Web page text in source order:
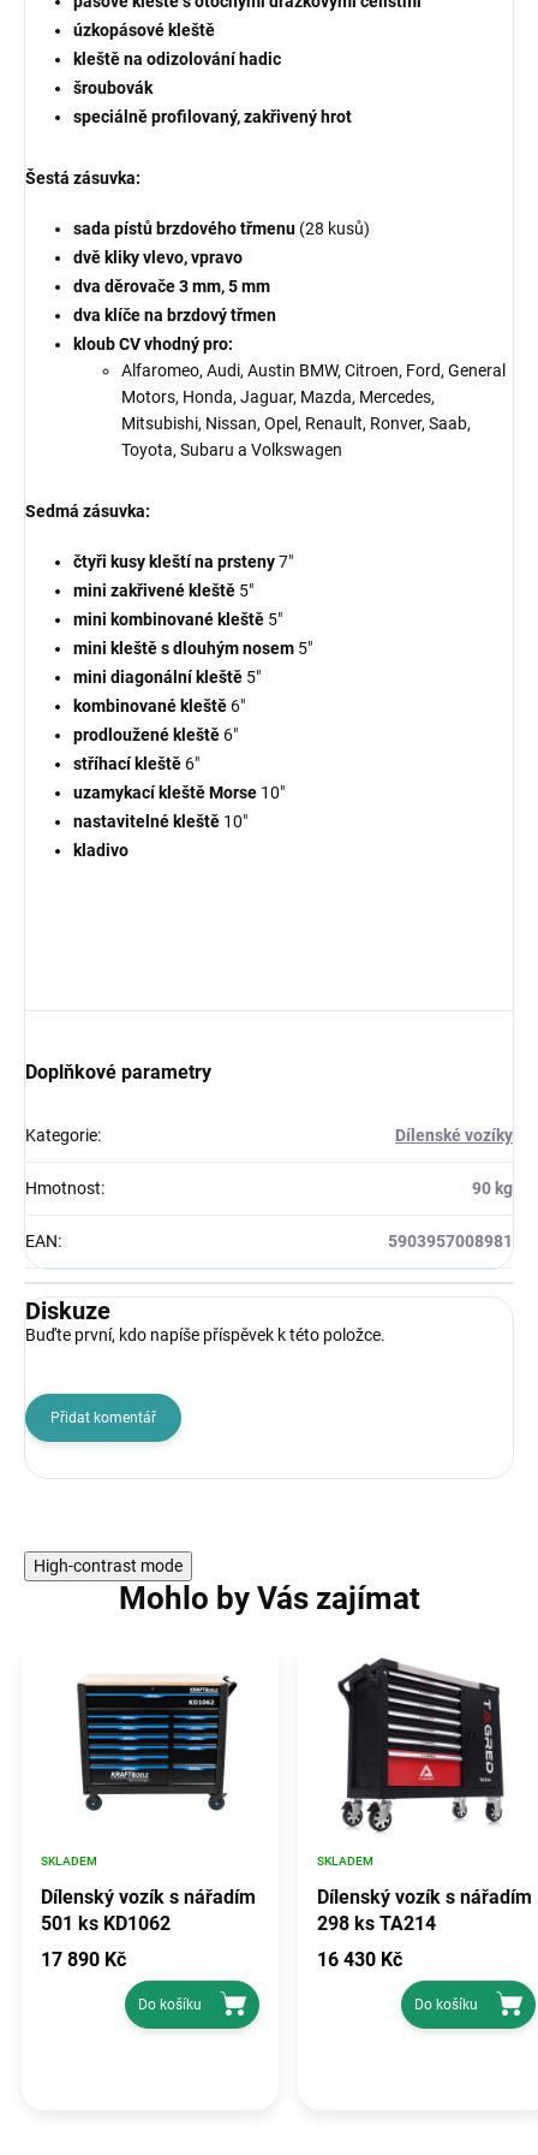
úzkopásové kleště
kleště na odizolování hadic
šroubovák
speciálně profilovaný, zakřivený hrot
Šestá zásuvka:
sada pístů brzdového třmenu (28 kusů)
dvě kliky vlevo, vpravo
dva děrovače 3 mm, 5 mm
dva klíče na brzdový třmen
kloub CV vhodný pro:
Alfaromeo, Audi, Austin BMW, Citroen, Ford, General
Motors, Honda, Jaguar, Mazda, Mercedes,
Mitsubishi, Nissan, Opel, Renault, Ronver, Saab,
Toyota, Subaru a Volkswagen
Sedmá zásuvka:
čtyři kusy kleští na prsteny7"
mini zakřivené kleště 5"
mini kombinované kleště 5"
mini kleště s dlouhým nosem 5"
mini diagonální kleště 5"
kombinované kleště 6"
prodloužené kleště 6"
stříhací kleště 6"
uzamykací kleště Morse 10"
nastavitelné kleště 10"
kladivo
Doplňkové parametry
Kategorie: Dílenské vozíky
Hmotnost: 90 kg
EAN: 5903957008981
Diskuze
Buďte první, kdo napíše příspěvek k této položce.
Přidat komentář
High-contrast mode
Mohlo by Vás zajímat
Dílenský vozík s nářadím
501 ks KD1062
SKLADEM
17 890 Kč
Do košíku
Dílenský vozík s nářadím
298 ks TA214
SKLADEM
16 430 Kč
Do košíku